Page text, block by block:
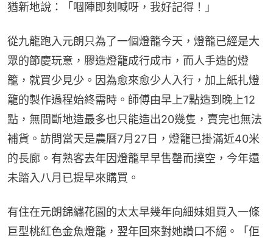
猶新地說：「𠴱陣即刻喊呀，我好記得！」
從九龍跑入元朗只為了一個燈籠今天，燈籠已經是大
眾的節慶玩意，膠造燈籠成行成市，而人手造的燈
籠，就買少見少。因為愈來愈少人入行，加上紙扎燈
籠的製作過程始終需時。師傅由早上7點造到晚上12
點，無間斷地造最多也只能造出20幾隻，賣完也無法
補貨。訪問當天是農曆7月27日，燈籠已掛滿近40米
的長廊。有熟客去年因燈籠早早售罄而撲空，今年還
未踏入八月已提早來購買。
有住在元朗錦繡花園的太太早幾年向細妹姐買入一條
巨型桃紅色金魚燈籠，翌年回來對她讚口不絕。「佢